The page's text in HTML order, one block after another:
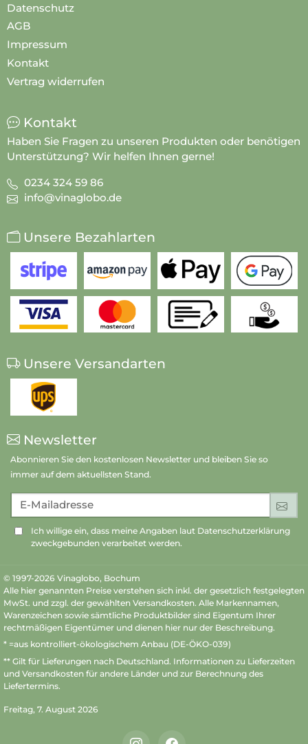
Datenschutz
AGB
Impressum
Kontakt
Vertrag widerrufen
Kontakt
Haben Sie Fragen zu unseren Produkten oder benötigen
Unterstützung? Wir helfen Ihnen gerne!
0234 324 59 86
info@vinaglobo.de
Unsere Bezahlarten
Unsere Versandarten
Newsletter
Abonnieren Sie den kostenlosen Newsletter und bleiben Sie so
immer auf dem aktuellsten Stand.
E-Mailadresse
Ich willige ein, dass meine Angaben laut Datenschutzerklärung
zweckgebunden verarbeitet werden.
© 1997-2026 Vinaglobo, Bochum
Alle hier genannten Preise verstehen sich inkl. der gesetzlich festgelegten
MwSt. und zzgl. der gewählten Versandkosten. Alle Markennamen,
Warenzeichen sowie sämtliche Produktbilder sind Eigentum Ihrer
rechtmäßigen Eigentümer und dienen hier nur der Beschreibung.
* =aus kontrolliert-ökologischem Anbau (DE-ÖKO-039)
** Gilt für Lieferungen nach Deutschland. Informationen zu Lieferzeiten
und Versandkosten für andere Länder und zur Berechnung des
Liefertermins.
Freitag, 7. August 2026